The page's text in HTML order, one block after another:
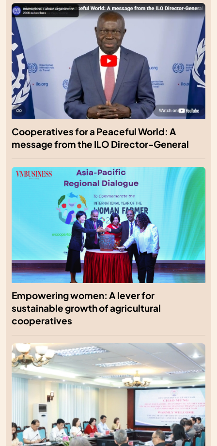
Cooperatives for a Peaceful World: A
message from the ILO Director-General
Empowering women: A lever for
sustainable growth of agricultural
cooperatives